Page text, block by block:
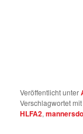
Veröffentlicht unter
Verschlagwortet mit
HLFA2,